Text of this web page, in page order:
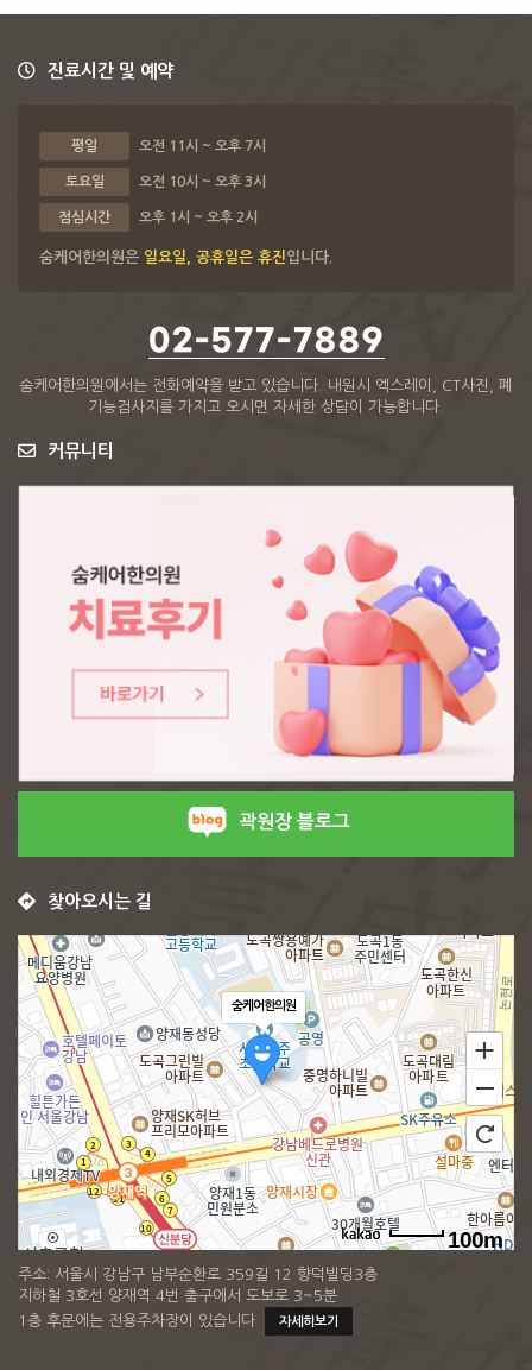
진료시간 및 예약
평일 오전 11시 ~ 오후 7시
토요일 오전 10시 ~ 오후 3시
점심시간 오후 1시 ~ 오후 2시
숨케어한의원은 일요일, 공휴일은 휴진입니다.
02-577-7889
숨케어한의원에서는 전화예약을 받고 있습니다. 내원시 엑스레이, CT사진, 폐
기능검사지를 가지고 오시면 자세한 상담이 가능합니다.
커뮤니티
곽원장 블로그
찾아오시는 길
숨케어한의원
100m
주소: 서울시 강남구 남부순환로 359길 12 향덕빌딩3층
지하철 3호선 양재역 4번 출구에서 도보로 3~5분
1층 후문에는 전용주차장이 있습니다
자세히보기